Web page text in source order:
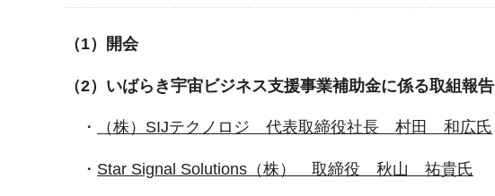
（1）開会
（2）いばらき宇宙ビジネス支援事業補助金に係る取組報告
・ （株）SIJテクノロジ 代表取締役社長 村田 和広氏
・ Star Signal Solutions（株） 取締役 秋山 祐貴氏